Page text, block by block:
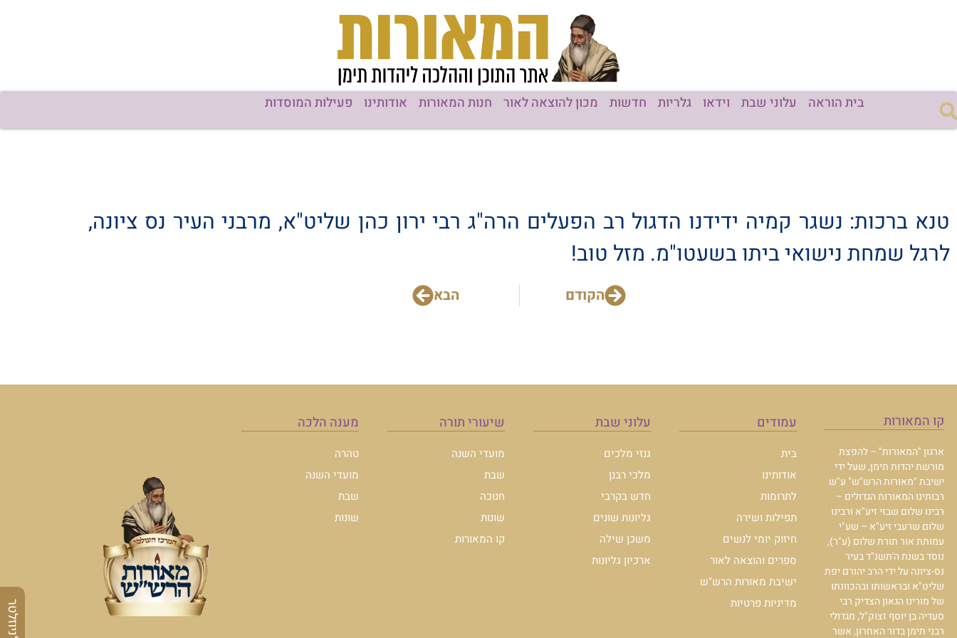
בית הוראה עלוני שבת וידאו גלריות חדשות מכון להוצאה לאור חנות המאורות אודותינו פעילות המוסדות
טנא ברכות: נשגר קמיה ידידנו הדגול רב הפעלים הרה"ג רבי ירון כהן שליט"א, מרבני העיר נס ציונה,
לרגל שמחת נישואי ביתו בשעטו"מ. מזל טוב!
הקודם הבא
קו המאורות
ארגון "המאורות" – להפצת
מורשת יהדות תימן, שעל ידי
ישיבת "מאורות הרש"ש" ע"ש
רבותינו המאורות הגדולים –
רבינו שלום שבזי זיע"א ורבינו
שלום שרעבי זיע"א – שע"י
עמותת אור תורת שלום (ע"ר),
נוסד בשנת ה'תשנ"ד בעיר
נס-ציונה על ידי הרב יהורם יפת
שליט"א ובראשותו ובהכוונתו
של מורינו הגאון הצדיק רבי
סעדיה בן יוסף זצוק"ל, מגדולי
רבני תימן בדור האחרון, אשר
עמודים
בית
אודותינו
לתרומות
תפילות ושירה
חיזוק יומי לנשים
ספרים והוצאה לאור
ישיבת מאורות הרש"ש
מדיניות פרטיות
עלוני שבת
גנזי מלכים
מלכי רבנן
חדש בקרבי
גליונות שונים
משכן שילה
ארכיון גליונות
שיעורי תורה
מועדי השנה
שבת
חנוכה
שונות
קו המאורות
מענה הלכה
טהרה
מועדי השנה
שבת
שונות